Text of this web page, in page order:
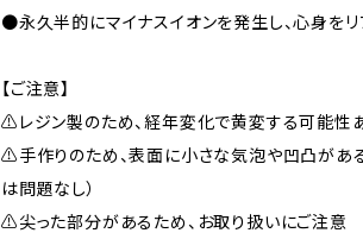
●永久半的にマイナスイオンを発生し、心身をリ
【ご注意】
⚠レジン製のため、経年変化で黄変する可能性
⚠手作りのため、表面に小さな気泡や凹凸があ
は問題なし）
⚠尖った部分があるため、お取り扱いにご注意